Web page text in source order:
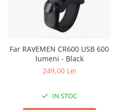
Far RAVEMEN CR600 USB 600
lumeni - Black
249,00 Lei
IN STOC